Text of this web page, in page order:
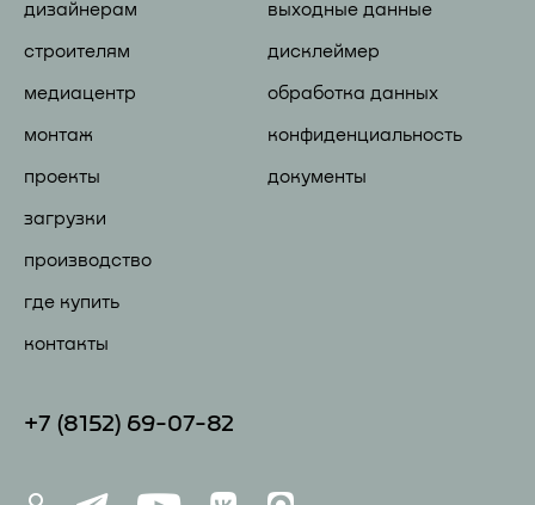
дизайнерам
строителям
медиацентр
монтаж
проекты
загрузки
производство
где купить
контакты
выходные данные
дисклеймер
обработка данных
конфиденциальность
документы
+7 (81 52) 69-07-82